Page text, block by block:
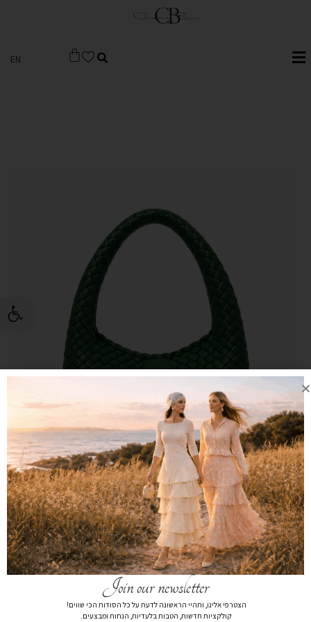
פתח
EN
תיק קלוע גודל M ירוק בקבוק
Join our newsletter
הצטרפי אלינו, ותהיי הראשונה לדעת על כל הסודות הכי שווים!
קולקציות חדשות, הטבות בלעדיות, הנחות ומבצעים.